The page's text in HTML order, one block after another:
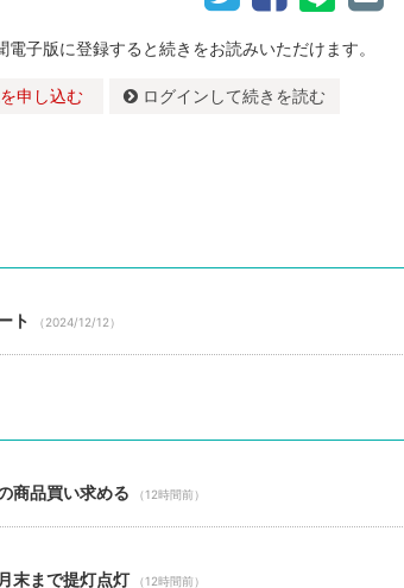
子版に登録すると続きをお読みいただけます。
申し込む ログインして続きを読む
ト （2024/12/12）
商品買い求める （12時間前）
まで提灯点灯 （12時間前）